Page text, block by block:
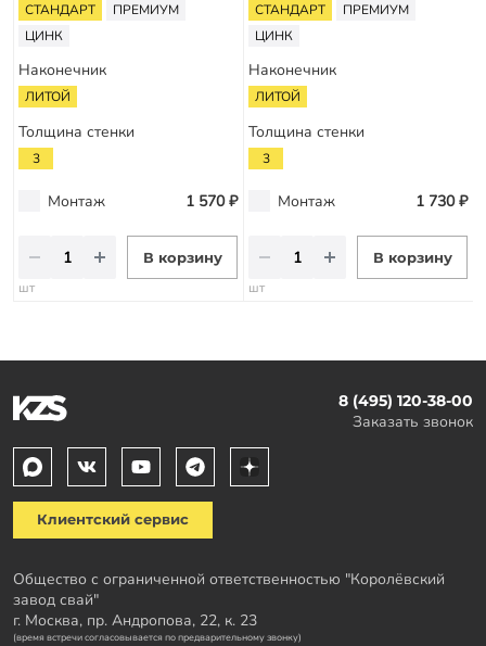
СТАНДАРТ
ПРЕМИУМ
ЦИНК
Наконечник
ЛИТОЙ
Толщина стенки
3
Монтаж 1 570 ₽
В корзину
шт
СТАНДАРТ
ПРЕМИУМ
ЦИНК
Наконечник
ЛИТОЙ
Толщина стенки
3
Монтаж 1 730 ₽
В корзину
шт
8 (495) 120-38-00
Заказать звонок
Клиентский сервис
Общество с ограниченной ответственностью "Королёвский
завод свай"
г. Москва, пр. Андропова, 22, к. 23
(время встречи согласовывается по предварительному звонку)